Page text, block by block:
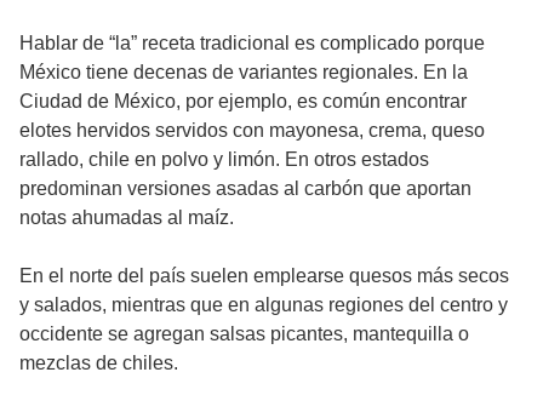
Hablar de “la” receta tradicional es complicado porque
México tiene decenas de variantes regionales. En la
Ciudad de México, por ejemplo, es común encontrar
elotes hervidos servidos con mayonesa, crema, queso
rallado, chile en polvo y limón. En otros estados
predominan versiones asadas al carbón que aportan
notas ahumadas al maíz.
En el norte del país suelen emplearse quesos más secos
y salados, mientras que en algunas regiones del centro y
occidente se agregan salsas picantes, mantequilla o
mezclas de chiles.